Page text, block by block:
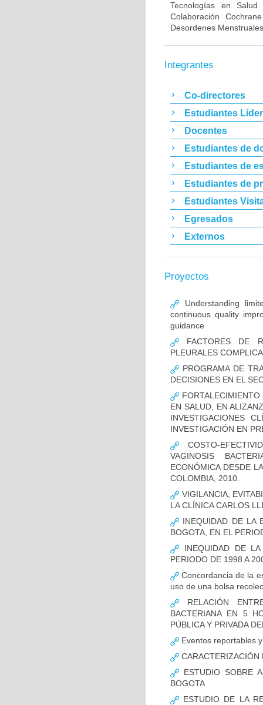
Tecnologías en
Colaboración
Desordenes
Integrantes
Co-directores
Estudiantes
Docentes
Estudiantes de
Estudiantes de
Estudiantes de
Estudiantes
Egresados
Externos
Proyectos
Understanding
continuous quality
guidance
FACTORES DE
PLEURALES
PROGRAMA DE
DECISIONES EN EL
EN SALUD, EN
INVESTIGACIONES
INVESTIGACIÓN EN
COSTO-
VAGINOSIS
ECONÓMICA DESDE
COLOMBIA, 2010.
VIGILANCIA,
LA CLÍNICA CARLOS
INEQUIDAD DE LA
BOGOTA, EN EL
INEQUIDAD DE
PERIODO DE 1998 A
Concordancia de la
uso de una bolsa
RELACIÓN
BACTERIANA EN 5
PÚBLICA Y PRIVADA
Eventos reportables
CARACTERIZACIÓN
ESTUDIO SOBRE
BOGOTA
ESTUDIO DE LA